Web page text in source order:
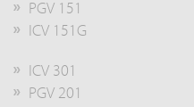
PGV 151
ICV 151G
ICV 301
PGV 201